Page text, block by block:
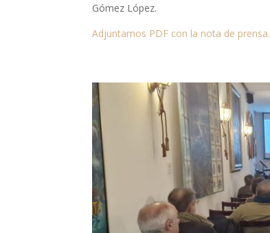
Gómez López.
Adjuntamos PDF con la nota de prensa.